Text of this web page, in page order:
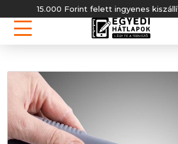
15.000 Forint felett ingyenes kiszállítás!